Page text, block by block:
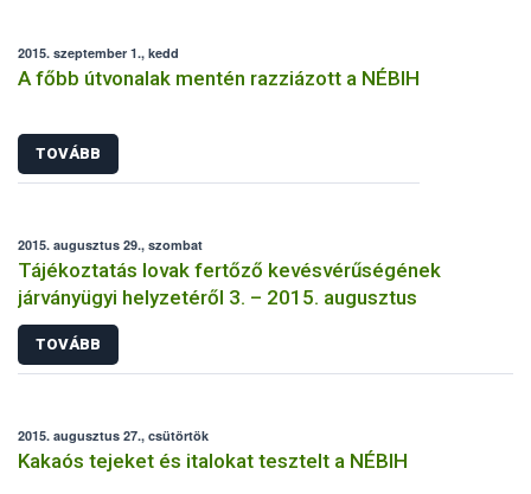
2015. szeptember 1., kedd
A főbb útvonalak mentén razziázott a NÉBIH
TOVÁBB
2015. augusztus 29., szombat
Tájékoztatás lovak fertőző kevésvérűségének
járványügyi helyzetéről 3. – 2015. augusztus
TOVÁBB
2015. augusztus 27., csütörtök
Kakaós tejeket és italokat tesztelt a NÉBIH